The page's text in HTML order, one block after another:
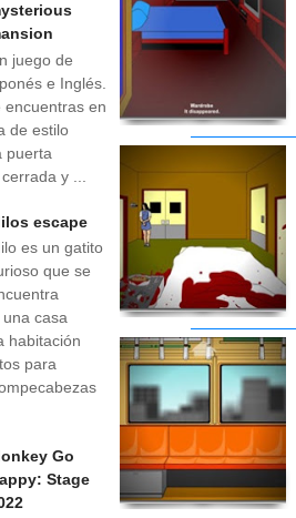
juego de
e Inglés.
encuentras en
de estilo
puerta
y ...
escape
es un gatito
que se
casa
habitación
para
Go
Stage